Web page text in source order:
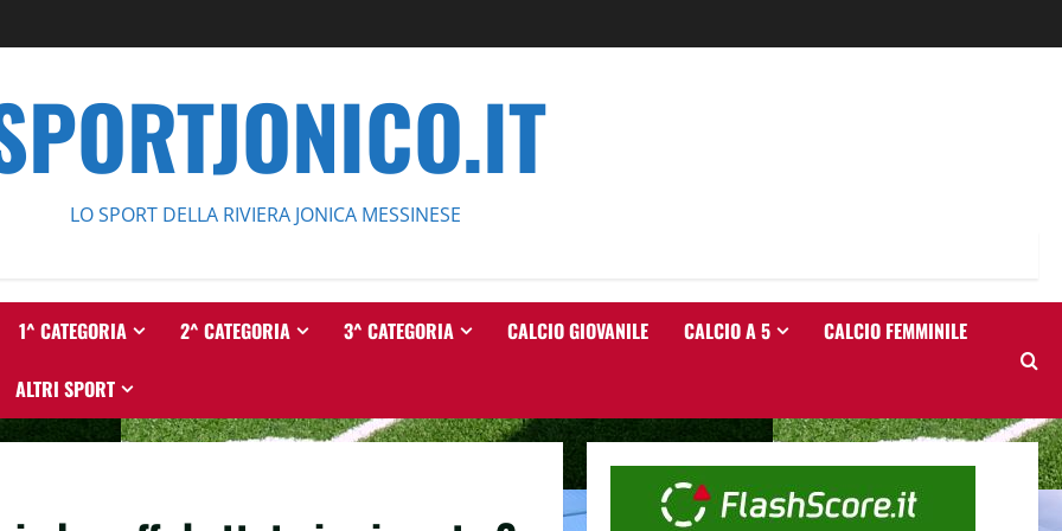
LO SPORT DELLA RIVIERA JONICA MESSINESE
1^ CATEGORIA 2^ CATEGORIA 3^ CATEGORIA CALCIO GIOVANILE CALCIO A 5 CALCIO FEMMINILE
ALTRI SPORT